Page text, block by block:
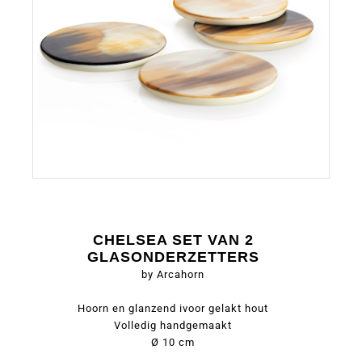
CHELSEA SET VAN 2
GLASONDERZETTERS
by Arcahorn
Hoorn en glanzend ivoor gelakt hout
Volledig handgemaakt
Ø 10 cm